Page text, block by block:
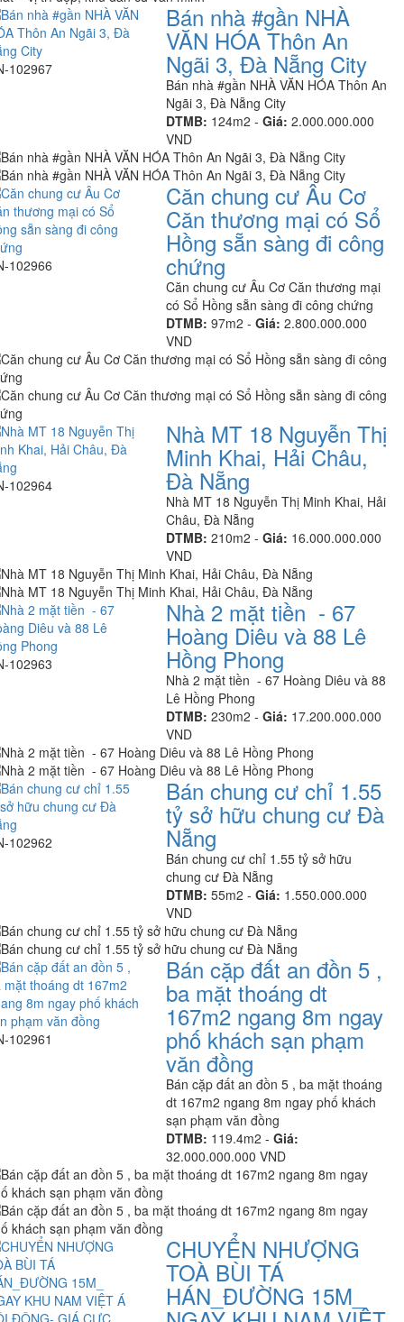
102967
Bán nhà #gần NHÀ
VĂN HÓA Thôn An
Ngãi 3, Đà Nẵng City
Bán nhà #gần NHÀ VĂN HÓA Thôn An
Ngãi 3, Đà Nẵng City
DTMB: 124m2 -Giá: 2.000.000.000
VND
102966
Căn chung cư Âu Cơ
Căn thương mại có Sổ
Hồng sẵn sàng đi công
chứng
Căn chung cư Âu Cơ Căn thương mại
có Sổ Hồng sẵn sàng đi công chứng
DTMB: 97m2 -Giá: 2.800.000.000
VND
102964
Nhà MT 18 Nguyễn Thị
Minh Khai, Hải Châu,
Đà Nẵng
Nhà MT 18 Nguyễn Thị Minh Khai, Hải
Châu, Đà Nẵng
DTMB: 210m2 -Giá: 16.000.000.000
VND
102963
Nhà 2 mặt tiền - 67
Hoàng Diêu và 88 Lê
Hồng Phong
Nhà 2 mặt tiền - 67 Hoàng Diêu và 88
Lê Hồng Phong
DTMB: 230m2 -Giá: 17.200.000.000
VND
102962
Bán chung cư chỉ 1.55
tỷ sở hữu chung cư Đà
Nẵng
Bán chung cư chỉ 1.55 tỷ sở hữu
chung cư Đà Nẵng
DTMB: 55m2 -Giá: 1.550.000.000
VND
102961
Bán cặp đất an đồn 5 ,
ba mặt thoáng dt
167m2 ngang 8m ngay
phố khách sạn phạm
văn đồng
Bán cặp đất an đồn 5 , ba mặt thoáng
dt 167m2 ngang 8m ngay phố khách
sạn phạm văn đồng
DTMB: 119.4m2 -Giá:
32.000.000.000 VND
CHUYỂN NHƯỢNG
TOÀ BÙI TÁ
HÁN_ĐƯỜNG 15M_